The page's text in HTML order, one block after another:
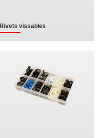
Rivets vissables